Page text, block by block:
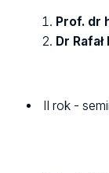
Prof. dr
Dr
II rok -